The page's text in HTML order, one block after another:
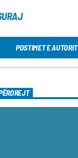
POSTIMET E AUTORIT